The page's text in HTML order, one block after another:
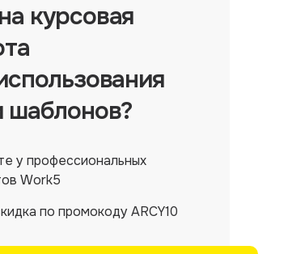
курсовая
шаблонов?
у профессиональных
Work5
по промокоду ARCY10